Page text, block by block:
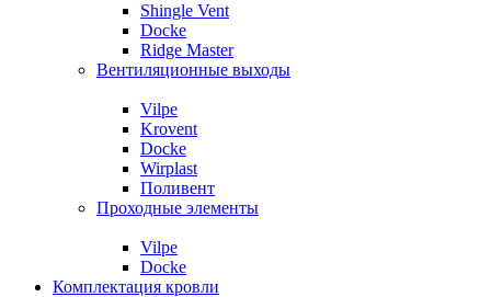
Shingle Vent
Docke
Ridge Master
Вентиляционные выходы
Vilpe
Krovent
Docke
Wirplast
Поливент
Проходные элементы
Vilpe
Docke
Комплектация кровли